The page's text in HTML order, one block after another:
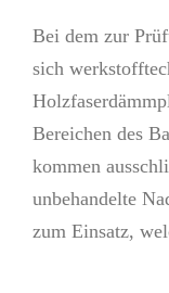
Bei dem zur
sich
Bereichen des
kommen
unbehandelte
zum Einsatz,